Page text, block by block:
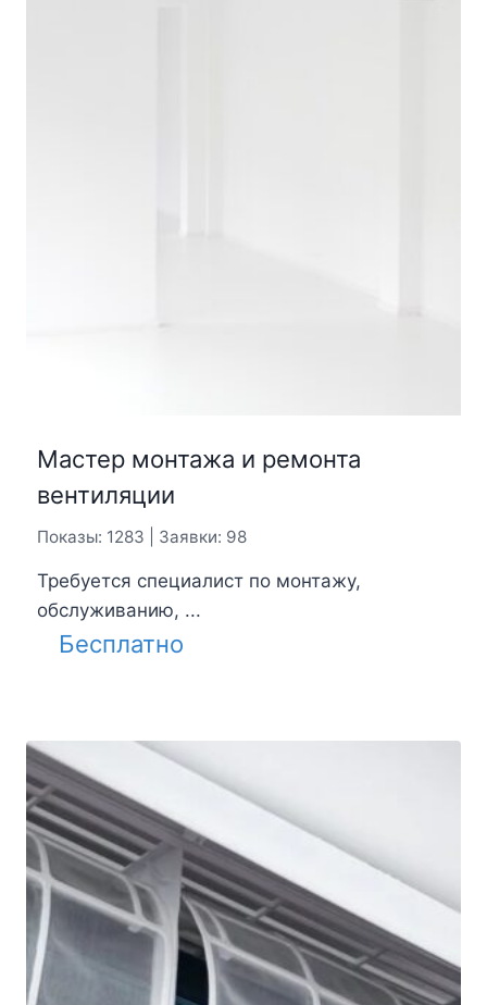
Мастер монтажа и ремонта
вентиляции
Показы: 1283 | Заявки: 98
Требуется специалист по монтажу,
обслуживанию, ...
Бесплатно